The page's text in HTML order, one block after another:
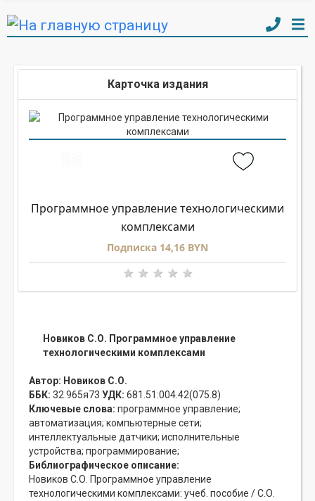
Карточка издания
Программное управление технологическими
комплексами
Подписка 14,16 BYN
Новиков С.О. Программное управление
технологическими комплексами
Автор: Новиков С.О.
ББК: 32.965я73 УДК: 681.51:004.42(075.8)
Ключевые слова: программное управление;
автоматизация; компьютерные сети;
интеллектуальные датчики; исполнительные
устройства; программирование;
Библиографическое описание:
Новиков С.О. Программное управление
технологическими комплексами: учеб. пособие / С.О.